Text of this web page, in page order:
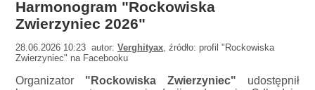
Harmonogram "Rockowiska
Zwierzyniec 2026"
28.06.2026 10:23 autor:Verghityax, źródło: profil "Rockowiska
Zwierzyniec" na Facebooku
Organizator "Rockowiska Zwierzyniec" udostępnił